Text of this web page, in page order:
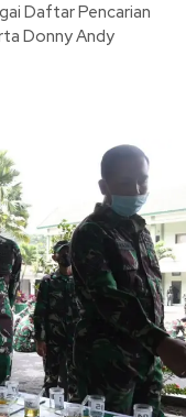
Daftar Pencarian
Donny Andy